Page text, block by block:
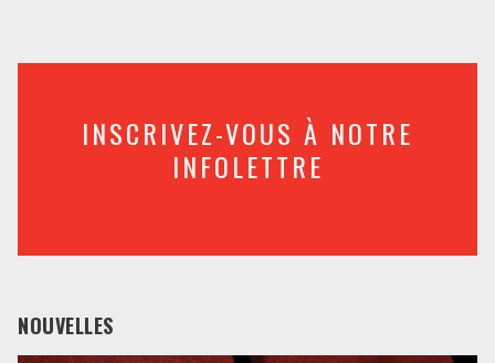
INSCRIVEZ-VOUS À NOTRE
INFOLETTRE
NOUVELLES